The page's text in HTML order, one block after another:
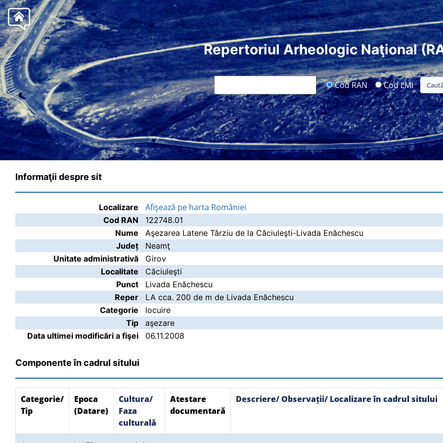
Repertoriul Arheologic Naţional
Cod RAN Cod LMI
Informaţii despre sit
Localizare Afişează pe harta României
Cod RAN
122748.01
Nume
Aşezarea Latene Târziu de la Căciuleşti-Livada Enăchescu
Județ
Neamţ
Unitate administrativă
Girov
Localitate
Căciuleşti
Punct
Livada Enăchescu
Reper
LA cca. 200 de m de Livada Enăchescu
Categorie
locuire
Tip
aşezare
Data ultimei modificări a fişei
06.11.2008
Componente în cadrul sitului
Categorie/
Tip
Epoca
(Datare)
Cultura/
Faza
culturală
Atestare
documentară
Descriere/ Observații/ Localizare în cadrul sitului